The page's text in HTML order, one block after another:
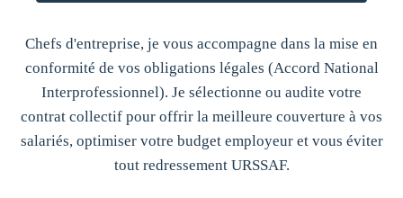
Chefs d'entreprise, je vous accompagne dans la mise en
conformité de vos obligations légales (Accord National
Interprofessionnel). Je sélectionne ou audite votre
contrat collectif pour offrir la meilleure couverture à vos
salariés, optimiser votre budget employeur et vous éviter
tout redressement URSSAF.